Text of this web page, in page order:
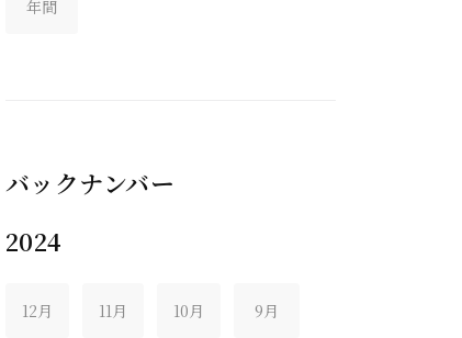
年間
バックナンバー
2024
12月 11月 10月 9月